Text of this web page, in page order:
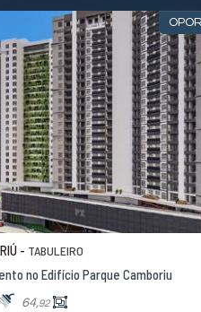
- TABULEIRO
no Edifício Parque Camboriu
64,92